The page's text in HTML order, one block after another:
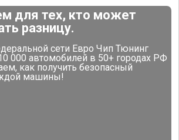
для тех, кто может
разницу.
сети Евро Чип Тюнинг
000 автомобилей в 50+ городах РФ
как получить безопасный
машины!